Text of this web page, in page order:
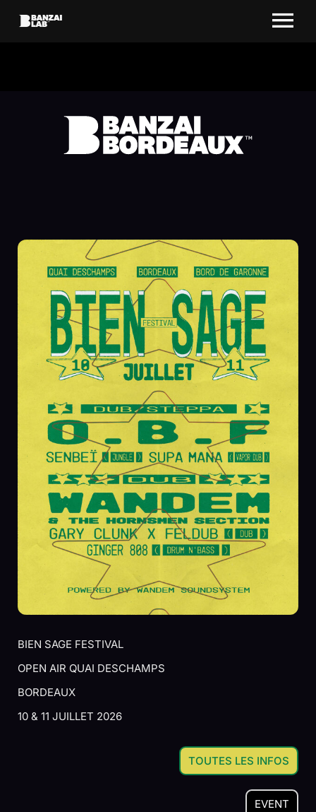
BIEN SAGE FESTIVAL
OPEN AIR QUAI DESCHAMPS
BORDEAUX
10 & 11 JUILLET 2026
TOUTES LES INFOS
EVENT